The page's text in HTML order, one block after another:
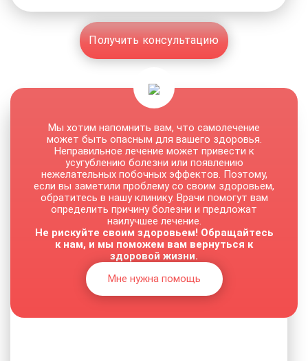
Получить консультацию
Мы хотим напомнить вам, что самолечение
может быть опасным для вашего здоровья.
Неправильное лечение может привести к
усугублению болезни или появлению
нежелательных побочных эффектов. Поэтому,
если вы заметили проблему со своим здоровьем,
обратитесь в нашу клинику. Врачи помогут вам
определить причину болезни и предложат
наилучшее лечение.
Не рискуйте своим здоровьем! Обращайтесь
к нам, и мы поможем вам вернуться к
здоровой жизни.
Мне нужна помощь